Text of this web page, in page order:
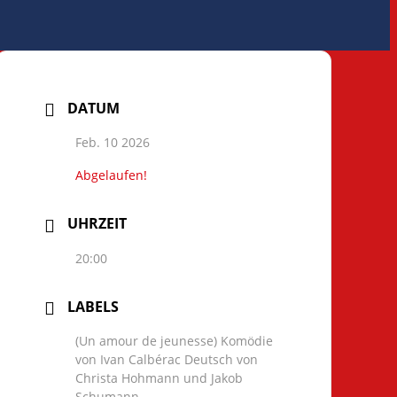
DATUM
Feb. 10 2026
Abgelaufen!
UHRZEIT
20:00
LABELS
(Un amour de jeunesse) Komödie
von Ivan Calbérac Deutsch von
Christa Hohmann und Jakob